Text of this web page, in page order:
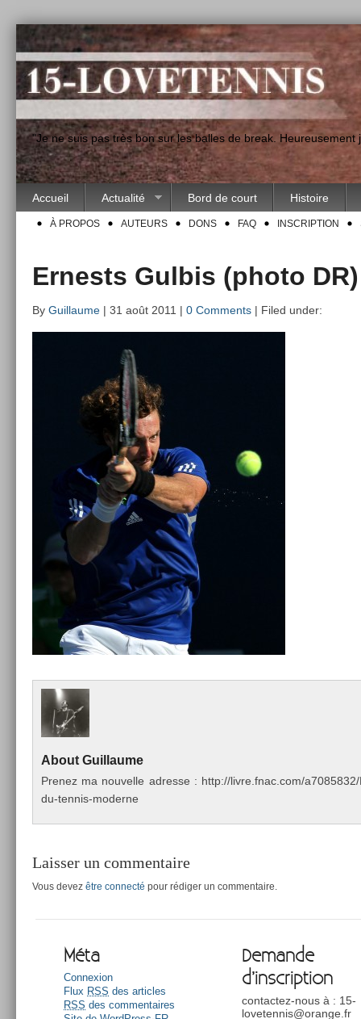
"Je ne suis pas très bon sur les balles de break.
Accueil Actualité Bord de court Histoire
À PROPOS AUTEURS DONS FAQ INSCRIPTION
Ernests Gulbis (photo DR)
By Guillaume | 31 août 2011 | 0 Comments | Filed under:
About Guil­laume
Pre­nez ma nouvel­le ad­resse : http://livre.fnac.com/
du-tennis-moderne
Laisser un commentaire
Vous devez être connecté pour rédiger un commentaire.
Méta
Connexion
Flux RSS des articles
RSS des commentaires
Demande
d’inscription
contactez-nous à : 15-
lovetennis@orange.fr